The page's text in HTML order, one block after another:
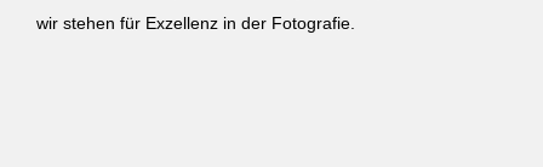
wir stehen für Exzellenz in der Fotografie.